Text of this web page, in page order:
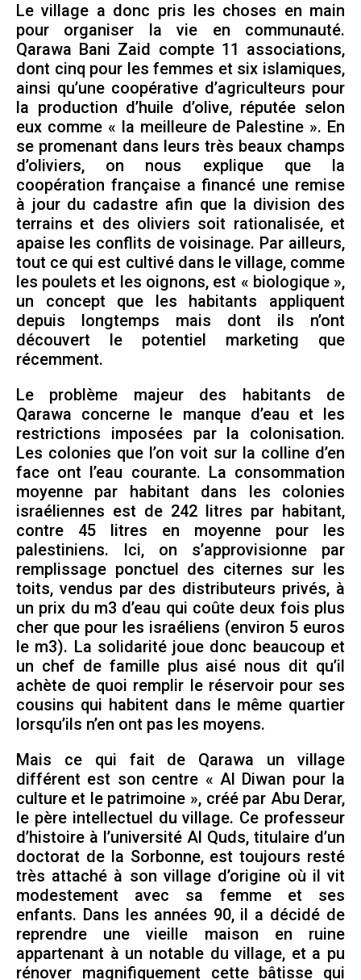
Le village a donc pris les choses en main
pour organiser la vie en communauté.
Qarawa Bani Zaid compte 11 associations,
dont cinq pour les femmes et six islamiques,
ainsi qu’une coopérative d’agriculteurs pour
la production d’huile d’olive, réputée selon
eux comme « la meilleure de Palestine ». En
se promenant dans leurs très beaux champs
d’oliviers, on nous explique que la
coopération française a financé une remise
à jour du cadastre afin que la division des
terrains et des oliviers soit rationalisée, et
apaise les conflits de voisinage. Par ailleurs,
tout ce qui est cultivé dans le village, comme
les poulets et les oignons, est « biologique »,
un concept que les habitants appliquent
depuis longtemps mais dont ils n’ont
découvert le potentiel marketing que
récemment.
Le problème majeur des habitants de
Qarawa concerne le manque d’eau et les
restrictions imposées par la colonisation.
Les colonies que l’on voit sur la colline d’en
face ont l’eau courante. La consommation
moyenne par habitant dans les colonies
israéliennes est de 242 litres par habitant,
contre 45 litres en moyenne pour les
palestiniens. Ici, on s’approvisionne par
remplissage ponctuel des citernes sur les
toits, vendus par des distributeurs privés, à
un prix du m3 d’eau qui coûte deux fois plus
cher que pour les israéliens (environ 5 euros
le m3). La solidarité joue donc beaucoup et
un chef de famille plus aisé nous dit qu’il
achète de quoi remplir le réservoir pour ses
cousins qui habitent dans le même quartier
lorsqu’ils n’en ont pas les moyens.
Mais ce qui fait de Qarawa un village
différent est son centre « Al Diwan pour la
culture et le patrimoine », créé par Abu Derar,
le père intellectuel du village. Ce professeur
d’histoire à l’université Al Quds, titulaire d’un
doctorat de la Sorbonne, est toujours resté
très attaché à son village d’origine où il vit
modestement avec sa femme et ses
enfants. Dans les années 90, il a décidé de
reprendre une vieille maison en ruine
appartenant à un notable du village, et a pu
rénover magnifiquement cette bâtisse qui